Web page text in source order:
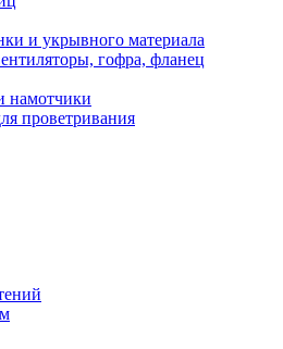
и укрывного материала
гофра, фланец
намотчики
проветривания